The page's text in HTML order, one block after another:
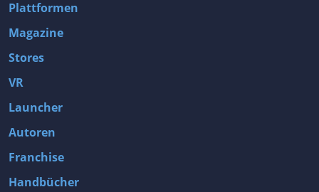
Plattformen
Magazine
Stores
VR
Launcher
Autoren
Franchise
Handbücher